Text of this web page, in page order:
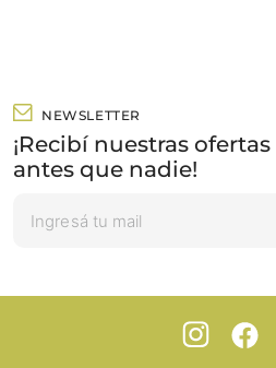
NEWSLETTER
¡Recibí nuestras ofertas
antes que nadie!